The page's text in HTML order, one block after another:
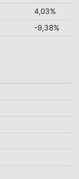
4,03%
-9,38%